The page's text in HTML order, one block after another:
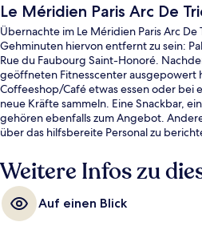
Le Méridien Paris Arc De
Übernachte im Le Méridien Paris Arc De
Gehminuten hiervon entfernt zu sein:
Rue du Faubourg Saint-Honoré.
geöffneten Fitnesscenter ausgepowert
Coffeeshop/Café etwas essen oder bei
neue Kräfte sammeln. Eine Snackbar,
gehören ebenfalls zum Angebot.
über das hilfsbereite Personal zu
U-Bahn läuft man 3 Minuten (Bahnhof
3 Minuten (Straßenbahnhaltestelle Anny
Weitere Infos zu
Auf einen Blick